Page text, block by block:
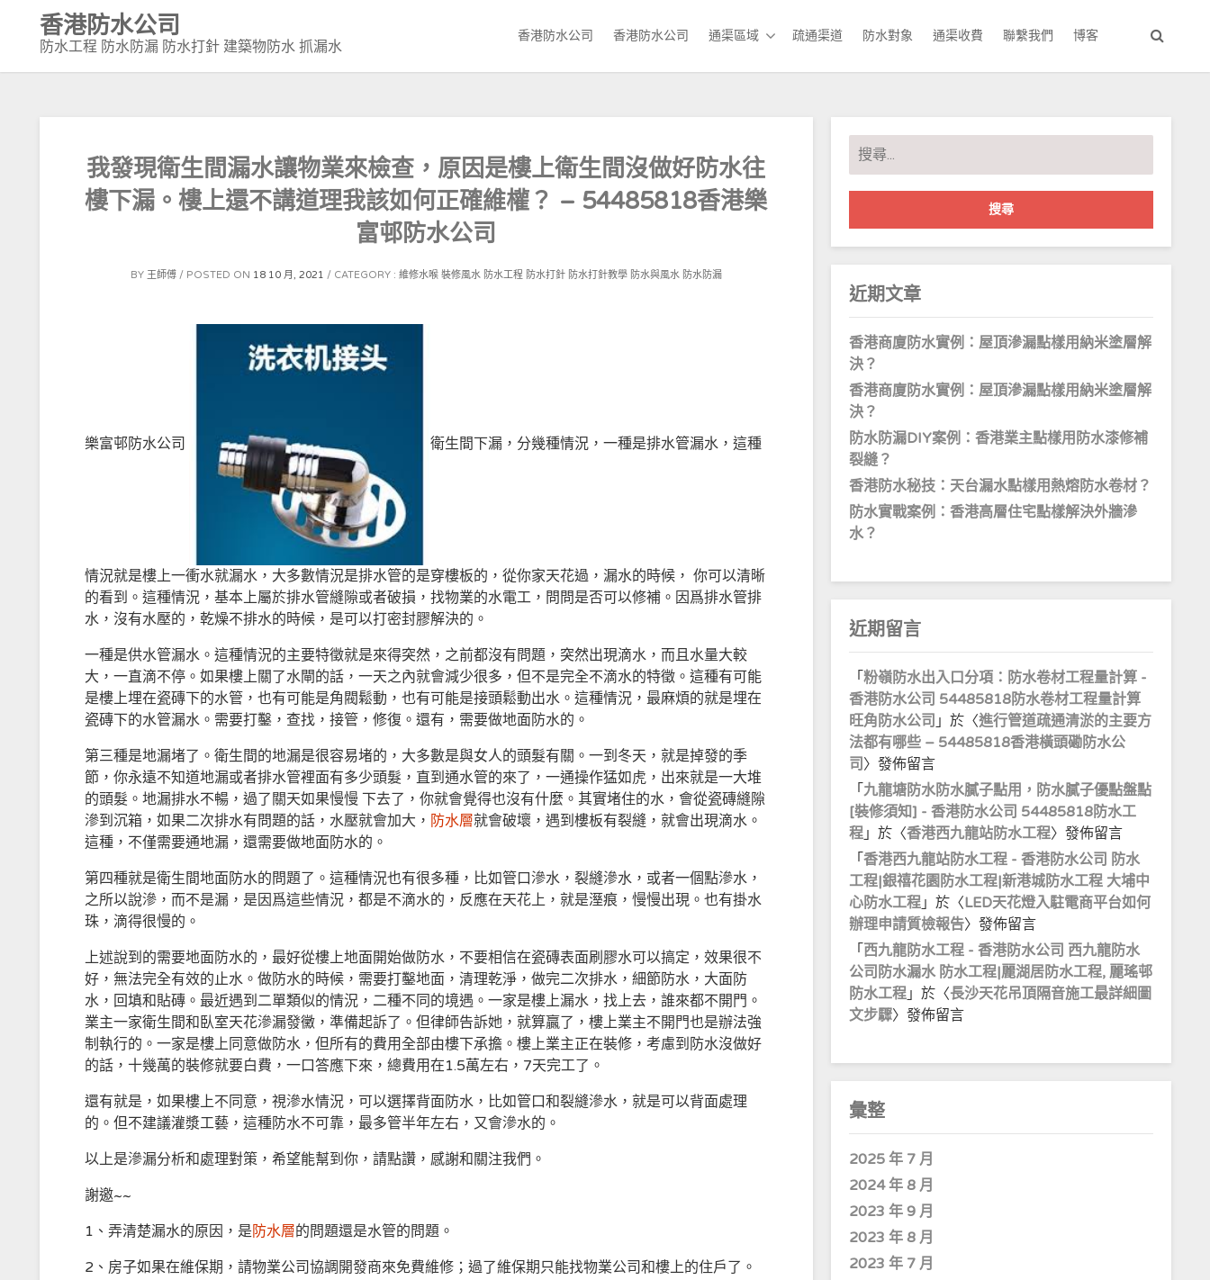
content
香港防水公司
防水工程 防水防漏 防水打針 建築物防水 抓漏水
香港防水公司 香港防水公司 通渠區域 疏通渠道 防水對象 通渠收費 聯繫我們 博客
我發現衛生間漏水讓物業來檢查，原因是樓上衛生間沒做好防水往
樓下漏。樓上還不講道理我該如何正確維權？ – 54485818香港樂
富邨防水公司
BY 王師傅 POSTED ON 18 10 月, 2021 CATEGORY : 維修水喉 裝修風水 防水工程 防水打針 防水打針教學 防水與風水 防水防漏
樂富邨防水公司 衛生間下漏，分幾種情況，一種是排水管漏水，這種
情況就是樓上一衝水就漏水，大多數情況是排水管的是穿樓板的，從你家天花過，漏水的時候， 你可以清晰
的看到。這種情況，基本上屬於排水管縫隙或者破損，找物業的水電工，問問是否可以修補。因爲排水管排
水，沒有水壓的，乾燥不排水的時候，是可以打密封膠解決的。
一種是供水管漏水。這種情況的主要特徵就是來得突然，之前都沒有問題，突然出現滴水，而且水量大較
大，一直滴不停。如果樓上關了水閘的話，一天之內就會減少很多，但不是完全不滴水的特徵。這種有可能
是樓上埋在瓷磚下的水管，也有可能是角閥鬆動，也有可能是接頭鬆動出水。這種情況，最麻煩的就是埋在
瓷磚下的水管漏水。需要打鑿，查找，接管，修復。還有，需要做地面防水的。
第三種是地漏堵了。衛生間的地漏是很容易堵的，大多數是與女人的頭髮有關。一到冬天，就是掉發的季
節，你永遠不知道地漏或者排水管裡面有多少頭髮，直到通水管的來了，一通操作猛如虎，出來就是一大堆
的頭髮。地漏排水不暢，過了關天如果慢慢 下去了，你就會覺得也沒有什麼。其實堵住的水，會從瓷磚縫隙
滲到沉箱，如果二次排水有問題的話，水壓就會加大， 防水層就會破壞，遇到樓板有裂縫，就會出現滴水。
這種，不僅需要通地漏，還需要做地面防水的。
第四種就是衛生間地面防水的問題了。這種情況也有很多種，比如管口滲水，裂縫滲水，或者一個點滲水，
之所以說滲，而不是漏，是因爲這些情況，都是不滴水的，反應在天花上，就是溼痕，慢慢出現。也有掛水
珠，滴得很慢的。
上述說到的需要地面防水的，最好從樓上地面開始做防水，不要相信在瓷磚表面刷膠水可以搞定，效果很不
好，無法完全有效的止水。做防水的時候，需要打鑿地面，清理乾淨，做完二次排水，細節防水，大面防
水，回填和貼磚。最近遇到二單類似的情況，二種不同的境遇。一家是樓上漏水，找上去，誰來都不開門。
業主一家衛生間和臥室天花滲漏發黴，準備起訴了。但律師告訴她，就算贏了，樓上業主不開門也是辦法強
制執行的。一家是樓上同意做防水，但所有的費用全部由樓下承擔。樓上業主正在裝修，考慮到防水沒做好
的話，十幾萬的裝修就要白費，一口答應下來，總費用在1.5萬左右，7天完工了。
還有就是，如果樓上不同意，視滲水情況，可以選擇背面防水，比如管口和裂縫滲水，就是可以背面處理
的。但不建議灌漿工藝，這種防水不可靠，最多管半年左右，又會滲水的。
以上是滲漏分析和處理對策，希望能幫到你，請點讚，感謝和關注我們。
謝邀~~
1、弄清楚漏水的原因，是防水層的問題還是水管的問題。
2、房子如果在維保期，請物業公司協調開發商來免費維修；過了維保期只能找物業公司和樓上的住戶了。
搜
尋
關
字:
近期文章
香港商廈防水實例：屋頂滲漏點樣用納米塗層解
決？
香港商廈防水實例：屋頂滲漏點樣用納米塗層解
決？
防水防漏DIY案例：香港業主點樣用防水漆修補
裂縫？
香港防水秘技：天台漏水點樣用熱熔防水卷材？
防水實戰案例：香港高層住宅點樣解決外牆滲
水？
近期留言
「粉嶺防水出入口分項：防水卷材工程量計算 -
香港防水公司 54485818防水卷材工程量計算
旺角防水公司 」於〈進行管道疏通清淤的主要方
法都有哪些 – 54485818香港橫頭磡防水公
司 〉發佈留言
「九龍塘防水防水膩子點用，防水膩子優點盤點
[裝修須知] - 香港防水公司 54485818防水工
程 」於〈香港西九龍站防水工程〉發佈留言
「香港西九龍站防水工程 - 香港防水公司 防水
工程|銀禧花園防水工程|新港城防水工程 大埔中
心防水工程 」於〈LED天花燈入駐電商平台如何
辦理申請質檢報告〉發佈留言
「 西九龍防水工程 - 香港防水公司 西九龍防水
公司防水漏水 防水工程|麗湖居防水工程, 麗瑤邨
防水工程 」於〈長沙天花吊頂隔音施工最詳細圖
文步驟〉發佈留言
彙整
2025 年 7 月
2024 年 8 月
2023 年 9 月
2023 年 8 月
2023 年 7 月